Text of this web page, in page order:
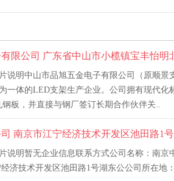
限公司 广东省中山市小榄镇宝丰怡明
说明中山市品旭五金电子有限公司（原顺
一体的LED支架生产企业。公司拥有现代化
钢板，并直接与钢厂签订长期合作伙伴关..
南京市江宁经济技术开发区池田路1
说明暂无企业信息联系方式公司名称：南京
济技术开发区池田路1号湖东公公司所在地